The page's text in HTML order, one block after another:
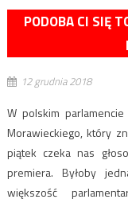
PODOBA CI SIĘ
12 grudnia 2018
W polskim
Morawieckiego, który
piątek czeka nas
premiera. Byłoby
większość